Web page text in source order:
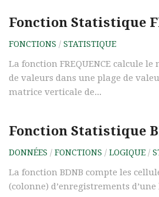
Fonction Statistique
FONCTIONS / STATISTIQUE
La fonction FREQUENCE calcule le
de valeurs dans une plage de
matrice verticale de...
Fonction Statistique
DONNÉES / FONCTIONS / LOGIQUE /
La fonction BDNB compte les
(colonne) d’enregistrements d’une